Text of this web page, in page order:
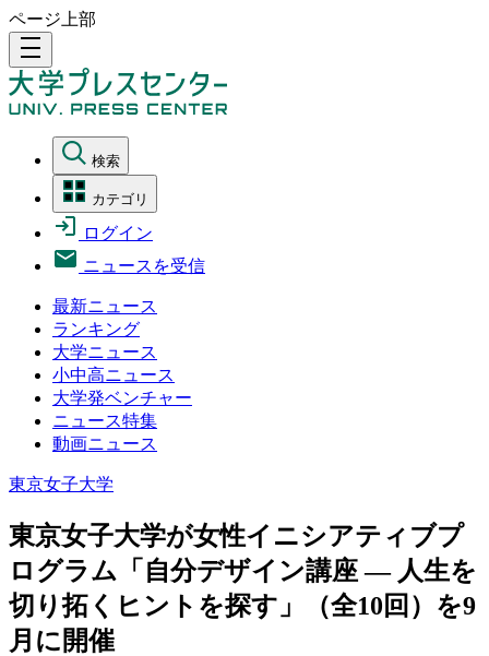
ページ上部
density_medium
検索
カテゴリ
ログイン
ニュースを受信
最新ニュース
ランキング
大学ニュース
小中高ニュース
大学発ベンチャー
ニュース特集
動画ニュース
東京女子大学
東京女子大学が女性イニシアティブプ
ログラム「自分デザイン講座 — 人生を
切り拓くヒントを探す」（全10回）を9
月に開催